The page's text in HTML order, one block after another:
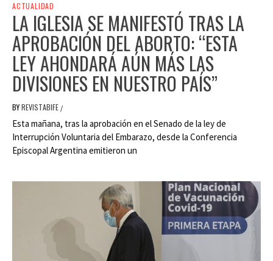
ACTUALIDAD
LA IGLESIA SE MANIFESTÓ TRAS LA
APROBACIÓN DEL ABORTO: “ESTA
LEY AHONDARÁ AÚN MÁS LAS
DIVISIONES EN NUESTRO PAÍS”
BYREVISTABIFE /
Esta mañana, tras la aprobación en el Senado de la ley de
Interrupción Voluntaria del Embarazo, desde la Conferencia
Episcopal Argentina emitieron un